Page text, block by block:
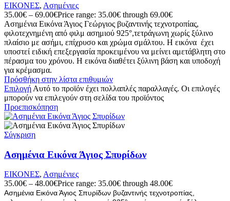
ΕΙΚΟΝΕΣ, Ασημένιες
35.00€ – 69.00€Price range: 35.00€ through 69.00€
Ασημένια Εικόνα Άγιος Γεώργιος βυζαντινής τεχνοτροπίας,
φιλοτεχνημένη από φιλμ ασημιού 925°,τετράγωνη χωρίς ξύλινο
πλαίσιο με ασήμι, επίχρυσο και χρώμα σμάλτου. Η εικόνα έχει
υποστεί ειδική επεξεργασία προκειμένου να μείνει αμετάβλητη στο
πέρασμα του χρόνου. Η εικόνα διαθέτει ξύλινη βάση και υποδοχή
για κρέμασμα.
Πρόσθήκη στην λίστα επιθυμιών
Επιλογή Αυτό το προϊόν έχει πολλαπλές παραλλαγές. Οι επιλογές
μπορούν να επιλεγούν στη σελίδα του προϊόντος
Προεπισκόπηση
Σύγκριση
Ασημένια Εικόνα Άγιος Σπυρίδων
ΕΙΚΟΝΕΣ, Ασημένιες
35.00€ – 48.00€Price range: 35.00€ through 48.00€
Ασημένια Εικόνα Άγιος Σπυρίδων βυζαντινής τεχνοτροπίας,